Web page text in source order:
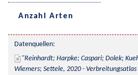
Anzahl Arten
Datenquellen:
Reinhardt; Harpke; Caspari; Dolek;
Wiemers; Settele, 2020 -